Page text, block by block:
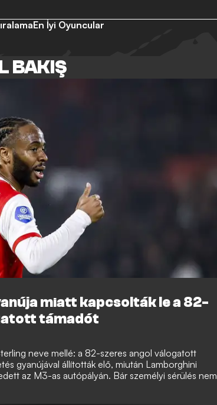
En İyi Oyuncular
BAKIŞ
miatt kapcsolták le a 82-
támadót
neve mellé: a 82-szeres angol válogatott
gyanújával állították elő, miután Lamborghini
az M3-as autópályán. Bár személyi sérülés nem
válik.